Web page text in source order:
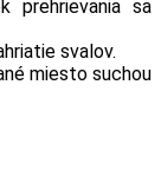
prehrievania sa
svalov.
miesto suchou